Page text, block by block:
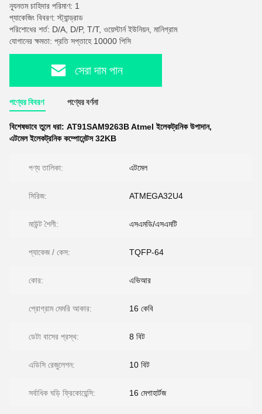
ন্যূনতম চাহিদার পরিমাণ: 1
প্যাকেজিং বিবরণ: স্ট্যান্ড্রাড
পরিশোধের শর্ত: D/A, D/P, T/T, ওয়েস্টার্ন ইউনিয়ন, মানিগ্রাম
যোগানের ক্ষমতা: প্রতি সপ্তাহে 10000 পিসি
সেরা দাম পান
পণ্যের বিবরণ পণ্যের বর্ণনা
বিশেষভাবে তুলে ধরা: AT91SAM9263B Atmel ইলেকট্রনিক উপাদান,
এটমেল ইলেকট্রনিক কম্পোনেন্টস 32KB
পণ্য তালিকা: এটমেল
সিরিজ: ATMEGA32U4
মাউন্ট শৈলী: এসএমডি/এসএমটি
প্যাকেজ / কেস: TQFP-64
কোর: এভিআর
প্রোগ্রাম মেমরি আকার: 16 কেবি
ডেটা বাসের প্রস্থ: 8 বিট
এডিসি রেজুলেশন: 10 বিট
সর্বাধিক ঘড়ি ফ্রিকোয়েন্সি: 16 মেগাহার্টজ